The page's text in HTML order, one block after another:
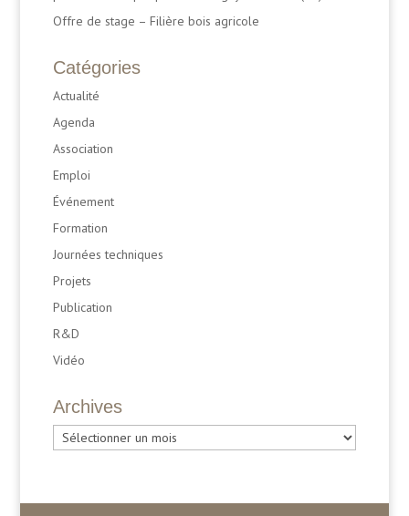
Offre de stage – Filière bois agricole
Catégories
Actualité
Agenda
Association
Emploi
Événement
Formation
Journées techniques
Projets
Publication
R&D
Vidéo
Archives
Archives